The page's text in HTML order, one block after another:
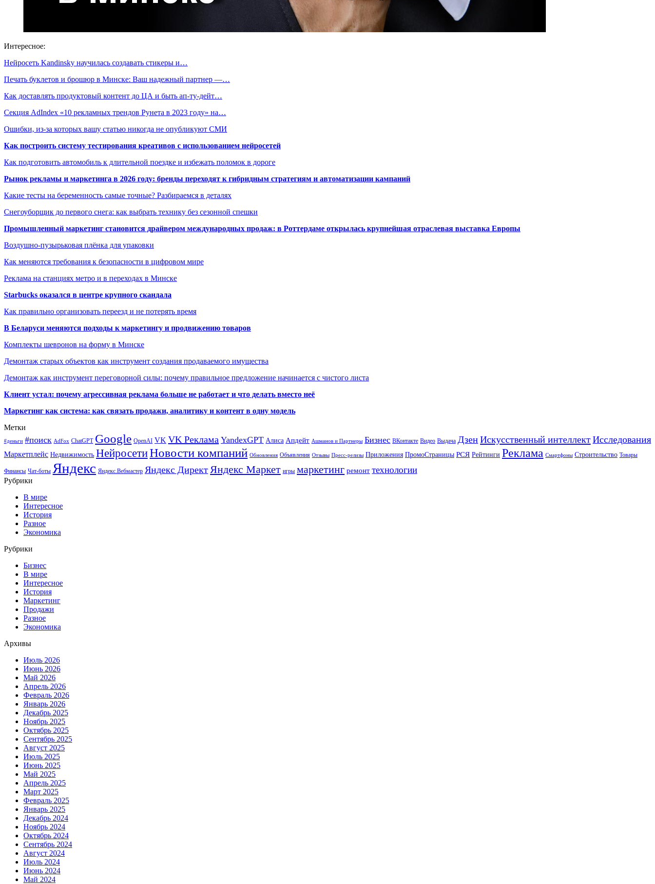
Интересное:
Нейросеть Kandinsky научилась создавать стикеры и…
Печать буклетов и брошюр в Минске: Ваш надежный партнер —…
Как доставлять продуктовый контент до ЦА и быть ап-ту-дейт…
Секция AdIndex «10 рекламных трендов Рунета в 2023 году» на…
Ошибки, из-за которых вашу статью никогда не опубликуют СМИ
Как построить систему тестирования креативов с использованием нейросетей
Как подготовить автомобиль к длительной поездке и избежать поломок в дороге
Рынок рекламы и маркетинга в 2026 году: бренды переходят к гибридным стратегиям и автоматизации кампаний
Какие тесты на беременность самые точные? Разбираемся в деталях
Снегоуборщик до первого снега: как выбрать технику без сезонной спешки
Промышленный маркетинг становится драйвером международных продаж: в Роттердаме открылась крупнейшая отраслевая выставка Европы
Воздушно-пузырьковая плёнка для упаковки
Как меняются требования к безопасности в цифровом мире
Реклама на станциях метро и в переходах в Минске
Starbucks оказался в центре крупного скандала
Как правильно организовать переезд и не потерять время
В Беларуси меняются подходы к маркетингу и продвижению товаров
Комплекты шевронов на форму в Минске
Демонтаж старых объектов как инструмент создания продаваемого имущества
Демонтаж как инструмент переговорной силы: почему правильное предложение начинается с чистого листа
Клиент устал: почему агрессивная реклама больше не работает и что делать вместо неё
Маркетинг как система: как связать продажи, аналитику и контент в одну модель
Метки
#деньги #поиск AdFox ChatGPT Google OpenAI VK VK Реклама YandexGPT Алиса Апдейт Ашманов и Партнеры Бизнес ВКонтакте Видео Выдача ДзенИскусственный интеллектИсследования
Маркетплейс Недвижимость НейросетиНовости компаний Обновления Объявления Отзывы Пресс-релизы Приложения ПромоСтраницы РСЯ Рейтинги Реклама Смартфоны Строительство Товары
Финансы Чат-боты Яндекс Яндекс.Вебмастер Яндекс Директ Яндекс Маркет игры маркетинг ремонт технологии
Рубрики
В мире
Интересное
История
Разное
Экономика
Рубрики
Бизнес
В мире
Интересное
История
Маркетинг
Продажи
Разное
Экономика
Архивы
Июль 2026
Июнь 2026
Май 2026
Апрель 2026
Февраль 2026
Январь 2026
Декабрь 2025
Ноябрь 2025
Октябрь 2025
Сентябрь 2025
Август 2025
Июль 2025
Июнь 2025
Май 2025
Апрель 2025
Март 2025
Февраль 2025
Январь 2025
Декабрь 2024
Ноябрь 2024
Октябрь 2024
Сентябрь 2024
Август 2024
Июль 2024
Июнь 2024
Май 2024